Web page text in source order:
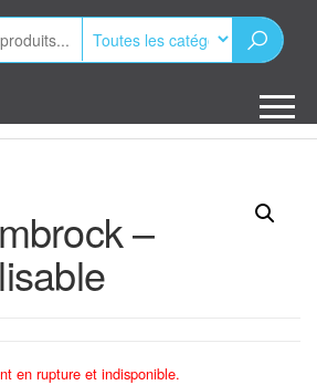
–
en rupture et indisponible.